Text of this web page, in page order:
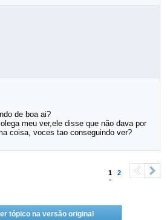
de boa ai?
meu ver,ele disse que não dava por
coisa, voces tao conseguindo ver?
1 2
tópico na versão original